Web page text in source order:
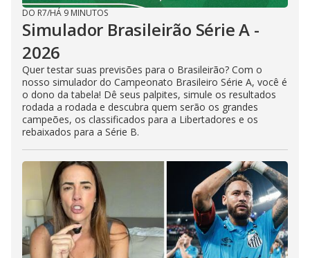
DO R7/HÁ 9 MINUTOS
Simulador Brasileirão Série A -
2026
Quer testar suas previsões para o Brasileirão? Com o
nosso simulador do Campeonato Brasileiro Série A, você é
o dono da tabela! Dê seus palpites, simule os resultados
rodada a rodada e descubra quem serão os grandes
campeões, os classificados para a Libertadores e os
rebaixados para a Série B.